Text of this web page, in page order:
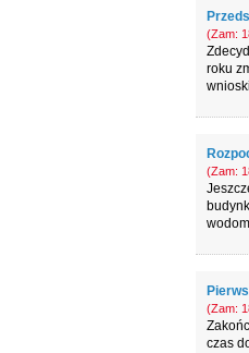
(Zam:
roku
(Zam:
(Zam:
czas